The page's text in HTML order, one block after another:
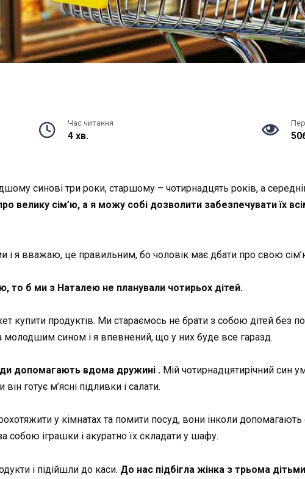
Час читання
4 хв.
синові три роки, старшому – чотирнадцять років, а
велику сім’ю, а я можу собі дозволити забезпечувати їх
і я вважаю, це правильним, бо чоловік має дбати про свою
то б ми з Наталею не планували чотирьох дітей.
купити продуктів. Ми стараємось не брати з собою дітей без
молодшим сином і я впевнений, що у них буде все гаразд.
допомагають вдома дружині . Мій чотирнадцятирічний син
готує м’ясні підливки і салати.
у кімнатах та помити посуд, вони інколи
іграшки і акуратно їх складати у шафу.
і підійшли до каси. До нас підбігла жінка з трьома